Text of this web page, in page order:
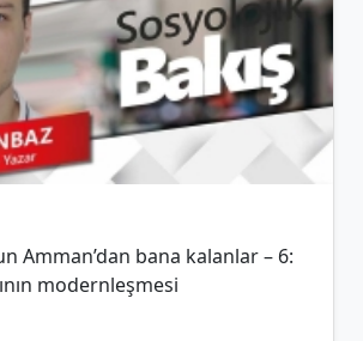
Amman’dan bana kalanlar – 6:
modernleşmesi